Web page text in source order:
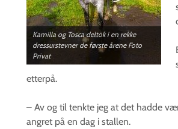
Kamilla og Tosca deltok i en rekke
dressurstevner de første årene Foto
Privat
etterpå.
– Av og til tenkte jeg at det hadde
angret på en dag i stallen.